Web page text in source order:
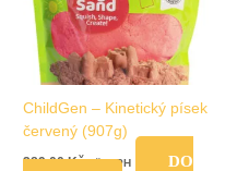
ChildGen – Kinetický písek
červený (907g)
289,00Kč vč. DPH
DO